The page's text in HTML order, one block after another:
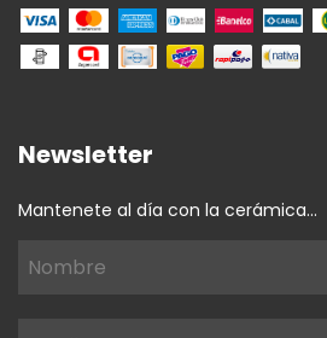
Newsletter
Mantenete al día con la cerámica...